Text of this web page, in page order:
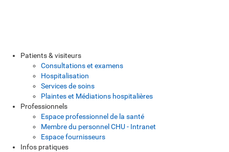
Patients & visiteurs
Consultations et examens
Hospitalisation
Services de soins
Plaintes et Médiations hospitalières
Professionnels
Espace professionnel de la santé
Membre du personnel CHU - Intranet
Espace fournisseurs
Infos pratiques